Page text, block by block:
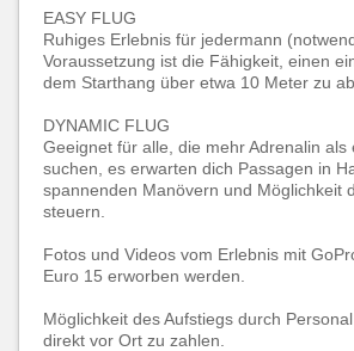
EASY FLUG
Ruhiges Erlebnis für jedermann
Voraussetzung ist die Fähigkeit, einen
dem Starthang über etwa 10 Meter zu
DYNAMIC FLUG
Geeignet für alle, die mehr Adrenalin als
suchen, es erwarten dich Passagen in
spannenden Manövern und Möglichkeit
steuern.
Fotos und Videos vom Erlebnis mit
Euro 15 erworben werden.
Möglichkeit des Aufstiegs durch
direkt vor Ort zu zahlen.